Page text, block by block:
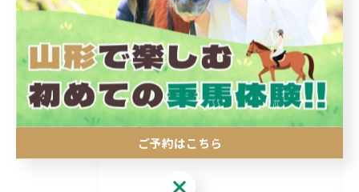
全てのカテゴリー
子ども
エサやり
引き馬
外乗
ご予約はこちら
ご予約はこちら